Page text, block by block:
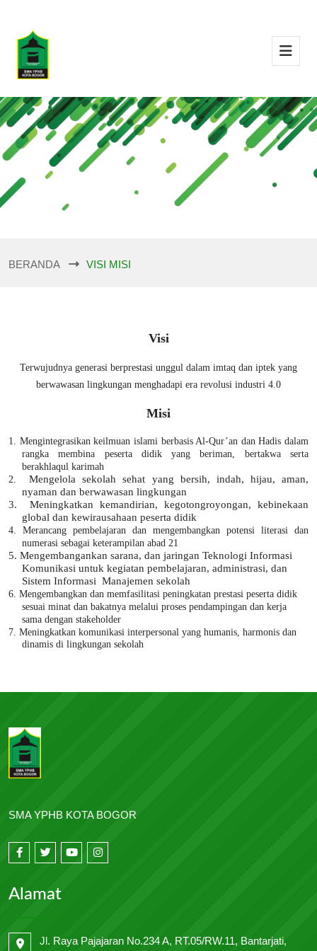
BERANDA VISI MISI
Visi
Terwujudnya generasi berprestasi unggul dalam imtaq dan iptek yang
berwawasan lingkungan menghadapi era revolusi industri 4.0
Misi
1. Mengintegrasikan keilmuan islami berbasis Al-Qur’an dan Hadis dalam
rangkamembina peserta didik yang beriman, bertakwa serta
berakhlaqul karimah
2.
Mengelola sekolah sehat yang bersih, indah, hijau, aman,
nyaman dan berwawasan lingkungan
3.
Meningkatkan kemandirian, kegotongroyongan, kebinekaan
global dan kewirausahaan peserta didik
4.
Merancang pembelajaran dan mengembangkan potensi literasi dan
numerasi sebagai keterampilan abad 21
5. Mengembangankan sarana, dan jaringan Teknologi Informasi
Komunikasi untuk kegiatan pembelajaran, administrasi, dan
Sistem Informasi Manajemen sekolah
6. Mengembangkan dan memfasilitasi peningkatan prestasi peserta didik
sesuai minat dan bakatnya melalui proses pendampingan dan kerja
sama dengan stakeholder
7. Meningkatkan komunikasi interpersonal yang humanis, harmonis dan
dinamis di lingkungan sekolah
SMA YPHB KOTA BOGOR
Alamat
Jl. Raya Pajajaran No.234 A, RT.05/RW.11, Bantarjati,